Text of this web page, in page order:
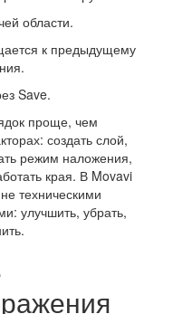
области.
к предыдущему
Save.
проще, чем
создать слой,
режим наложения,
края. В Movavi
техническими
улучшить, убрать,